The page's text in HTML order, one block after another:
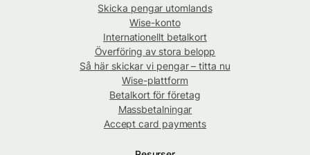
Skicka pengar utomlands
Wise-konto
Internationellt betalkort
Överföring av stora belopp
Så här skickar vi pengar – titta nu
Wise-plattform
Betalkort för företag
Massbetalningar
Accept card payments